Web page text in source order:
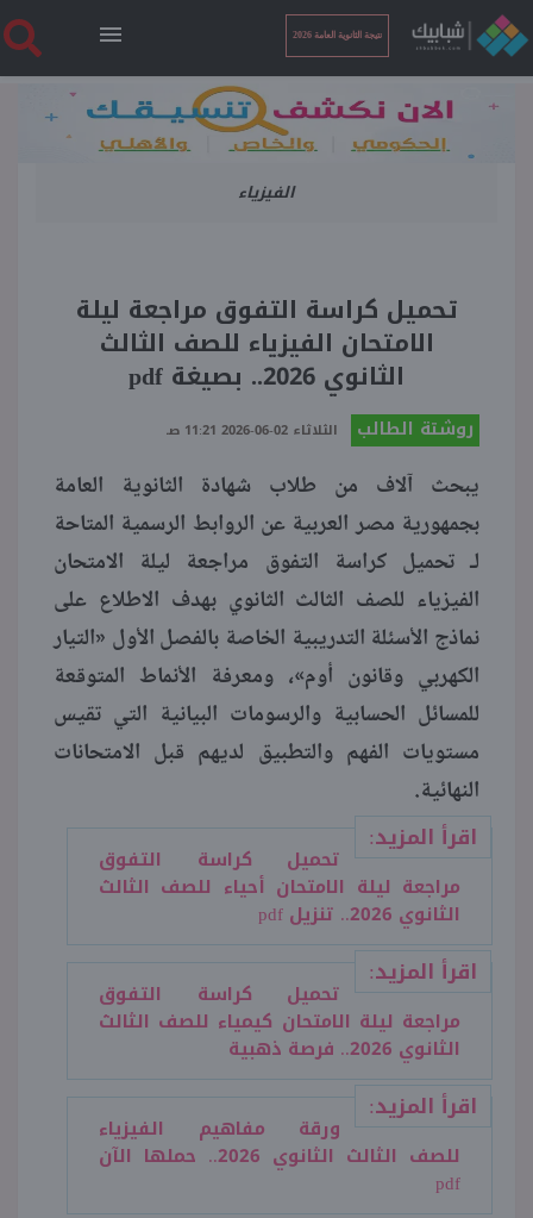
نتيجة الثانوية العامة 2026
الرئيسية
نتيجة الثانوية العامة 2026
فنجان قهوة
بوابة الطلبة
ملفات
منوعات
الفيزياء
تحميل كراسة التفوق مراجعة ليلة
الامتحان الفيزياء للصف الثالث
الثانوي 2026.. بصيغة pdf
روشتة الطالب الثلاثاء 02-06-2026 11:21 صـ
يبحث آلاف من طلاب شهادة الثانوية العامة
بجمهورية مصر العربية عن الروابط الرسمية المتاحة
لـ تحميل كراسة التفوق مراجعة ليلة الامتحان
الفيزياء للصف الثالث الثانوي بهدف الاطلاع على
نماذج الأسئلة التدريبية الخاصة بالفصل الأول «التيار
الكهربي وقانون أوم»، ومعرفة الأنماط المتوقعة
للمسائل الحسابية والرسومات البيانية التي تقيس
مستويات الفهم والتطبيق لديهم قبل الامتحانات
النهائية.
اقرأ المزيد:
تحميل كراسة التفوق
مراجعة ليلة الامتحان أحياء للصف الثالث
الثانوي 2026.. تنزيل pdf
اقرأ المزيد:
تحميل كراسة التفوق
مراجعة ليلة الامتحان كيمياء للصف الثالث
الثانوي 2026.. فرصة ذهبية
اقرأ المزيد:
ورقة مفاهيم الفيزياء
للصف الثالث الثانوي 2026.. حملها الآن
pdf